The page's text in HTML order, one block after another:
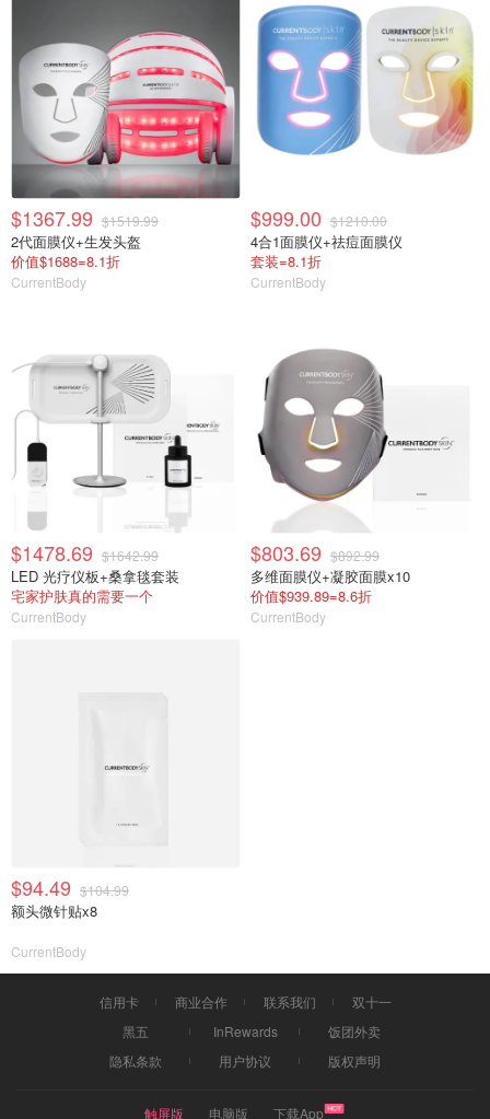
$1367.99 $1519.99
2代面膜仪+生发头盔
价值$1688=8.1折
CurrentBody
$999.00 $1210.00
4合1面膜仪+祛痘面膜仪
套装=8.1折
CurrentBody
$1478.69 $1642.99
LED 光疗仪板+桑拿毯套装
宅家护肤真的需要一个
CurrentBody
$803.69 $892.99
多维面膜仪+凝胶面膜x10
价值$939.89=8.6折
CurrentBody
$94.49 $104.99
额头微针贴x8
CurrentBody
信用卡 商业合作 联系我们
双十一
黑五
InRewards
饭团外卖
隐私条款
用户协议 版权声明
触屏版 电脑版 下载App